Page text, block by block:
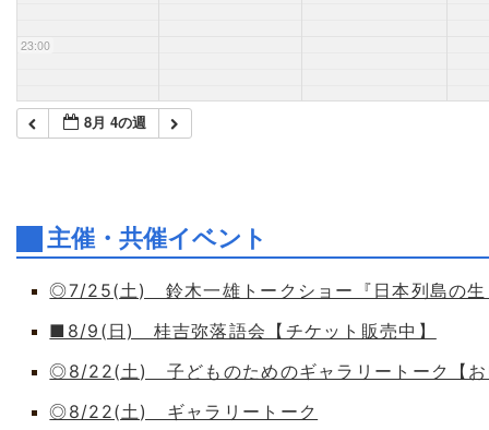
23:00
8月 4の週
主催・共催イベント
◎7/25(土) 鈴木一雄トークショー『日本列島の生
■8/9(日) 桂吉弥落語会【チケット販売中】
◎8/22(土) 子どものためのギャラリートーク【お
◎8/22(土) ギャラリートーク